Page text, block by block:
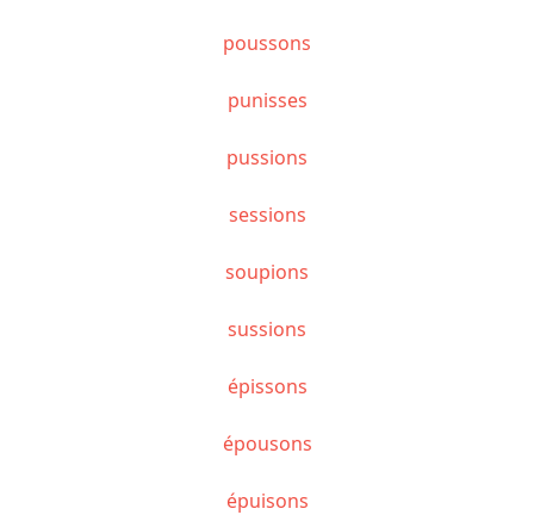
poussons
punisses
pussions
sessions
soupions
sussions
épissons
épousons
épuisons